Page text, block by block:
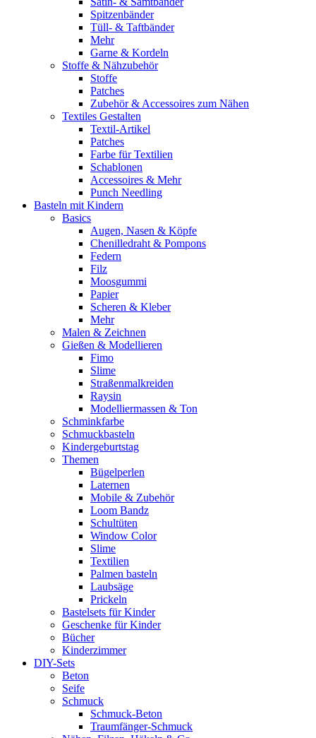
Spitzenbänder
Tüll- & Taftbänder
Mehr
Garne & Kordeln
Stoffe & Nähzubehör
Stoffe
Patches
Zubehör & Accessoires zum Nähen
Textiles Gestalten
Textil-Artikel
Patches
Farbe für Textilien
Schablonen
Accessoires & Mehr
Punch Needling
Basteln mit Kindern
Basics
Augen, Nasen & Köpfe
Chenilledraht & Pompons
Federn
Filz
Moosgummi
Papier
Scheren & Kleber
Mehr
Malen & Zeichnen
Gießen & Modellieren
Fimo
Slime
Straßenmalkreiden
Raysin
Modelliermassen & Ton
Schminkfarbe
Schmuckbasteln
Kindergeburtstag
Themen
Bügelperlen
Laternen
Mobile & Zubehör
Loom Bandz
Schultüten
Window Color
Slime
Textilien
Palmen basteln
Laubsäge
Prickeln
Bastelsets für Kinder
Geschenke für Kinder
Bücher
Kinderzimmer
DIY-Sets
Beton
Seife
Schmuck
Schmuck-Beton
Traumfänger-Schmuck